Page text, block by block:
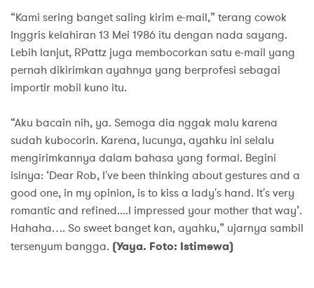
“Kami sering banget saling kirim e-mail,” terang cowok
Inggris kelahiran 13 Mei 1986 itu dengan nada sayang.
Lebih lanjut, RPattz juga membocorkan satu e-mail yang
pernah dikirimkan ayahnya yang berprofesi sebagai
importir mobil kuno itu.
“Aku bacain nih, ya. Semoga dia nggak malu karena
sudah kubocorin. Karena, lucunya, ayahku ini selalu
mengirimkannya dalam bahasa yang formal. Begini
isinya: ‘Dear Rob, I've been thinking about gestures and a
good one, in my opinion, is to kiss a lady's hand. It's very
romantic and refined....I impressed your mother that way’.
Hahaha…. So sweet banget kan, ayahku,” ujarnya sambil
tersenyum bangga. (Yaya. Foto: Istimewa)